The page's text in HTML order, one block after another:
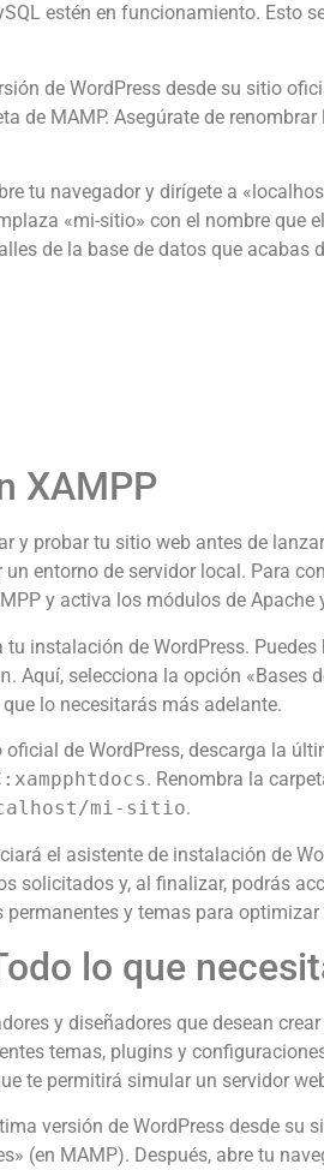
estén en funcionamiento. Esto
de WordPress desde su sitio
de MAMP. Asegúrate de
tu navegador y dirígete a
«mi-sitio» con el nombre que
de la base de datos que acabas
XAMPP
y probar tu sitio web antes de
entorno de servidor local. Para
y activa los módulos de Apache
instalación de WordPress.
. Aquí, selecciona la opción «Bases
lo necesitarás más adelante.
de WordPress, descarga la
. Renombra la
mi-sitio.
el asistente de instalación de
solicitados y, al finalizar, podrás
y temas para
lo que
y diseñadores que desean
temas, plugins y
te permitirá simular un servidor
versión de WordPress desde su
(en MAMP). Después, abre tu